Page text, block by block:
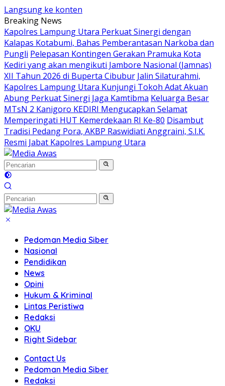
Langsung ke konten
Breaking News
Kapolres Lampung Utara Perkuat Sinergi dengan
Kalapas Kotabumi, Bahas Pemberantasan Narkoba dan
Pungli Pelepasan Kontingen Gerakan Pramuka Kota
Kediri yang akan mengikuti Jambore Nasional (Jamnas)
XII Tahun 2026 di Buperta Cibubur Jalin Silaturahmi,
Kapolres Lampung Utara Kunjungi Tokoh Adat Akuan
Abung Perkuat Sinergi Jaga Kamtibma Keluarga Besar
MTsN 2 Kanigoro KEDIRI Mengucapkan Selamat
Memperingati HUT Kemerdekaan RI Ke-80 Disambut
Tradisi Pedang Pora, AKBP Raswidiati Anggraini, S.I.K.
Resmi Jabat Kapolres Lampung Utara
Pedoman Media Siber
Nasional
Pendidikan
News
Opini
Hukum & Kriminal
Lintas Peristiwa
Redaksi
OKU
Right Sidebar
Contact Us
Pedoman Media Siber
Redaksi